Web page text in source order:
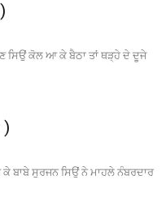
ਸਿਉਂ ਕੋਲ ਆ ਕੇ ਬੈਠਾ ਤਾਂ ਥੜ੍ਹੇ ਦੇ ਦੂਜੇ
)
ਬਾਬੇ ਸੁਰਜਨ ਸਿਉਂ ਨੇ ਮਾਹਲੇ ਨੰਬਰਦਾਰ